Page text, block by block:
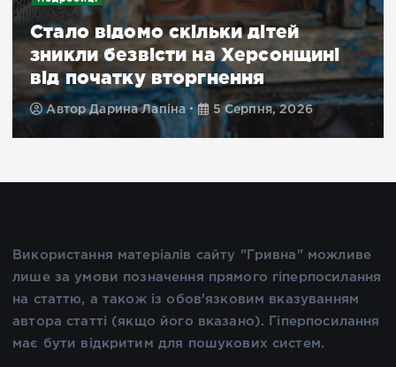
Стало відомо скільки дітей
зникли безвісти на Херсонщині
від початку вторгнення
АвторДарина Лапіна 5 Серпня, 2026
Використання матеріалів сайту "Гривна" можливе
лише за умови позначення прямого гіперпосилання
на статтю, а також із обов'язковим вказуванням
автора статті (якщо його вказано). Гіперпосилання
має бути відкритим для пошукових систем.